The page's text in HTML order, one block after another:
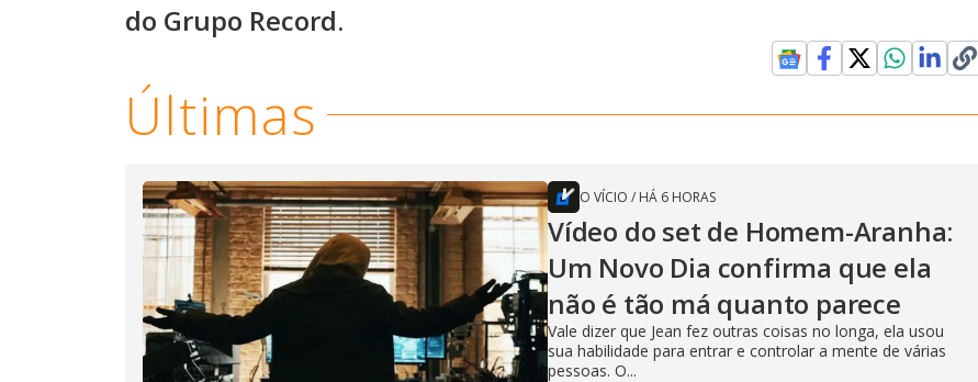
do Grupo Record.
Últimas
O VÍCIO / HÁ 6 HORAS
Vídeo do set de Homem-Aranha:
Um Novo Dia confirma que ela
não é tão má quanto parece
Vale dizer que Jean fez outras coisas no longa, ela usou
sua habilidade para entrar e controlar a mente de várias
pessoas. O...